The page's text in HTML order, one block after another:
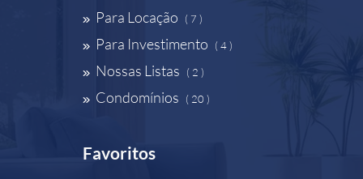
Para Locação ( 7 )
Para Investimento ( 4 )
Nossas Listas ( 2 )
Condomínios ( 20 )
Favoritos